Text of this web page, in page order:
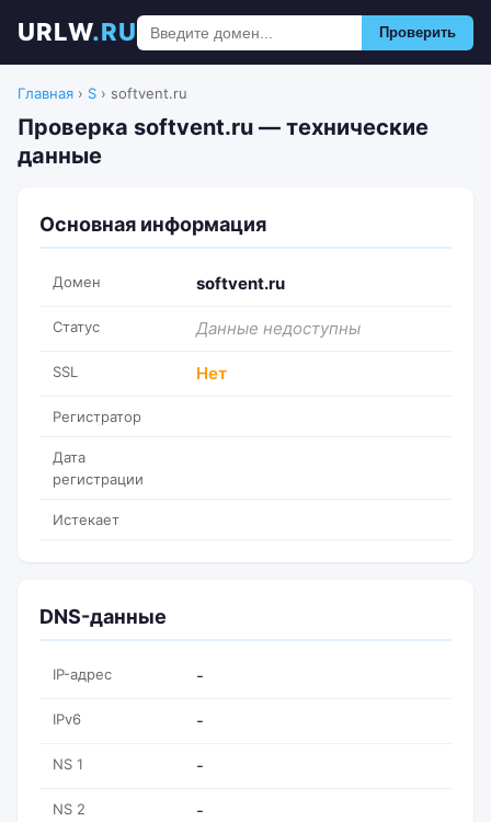
URLW.RU Проверить
Главная › S › softvent.ru
Проверка softvent.ru — технические
данные
Основная информация
Домен softvent.ru
Статус Данные недоступны
SSL Нет
Регистратор
Дата
регистрации
Истекает
DNS-данные
IP-адрес -
IPv6 -
NS 1 -
NS 2 -